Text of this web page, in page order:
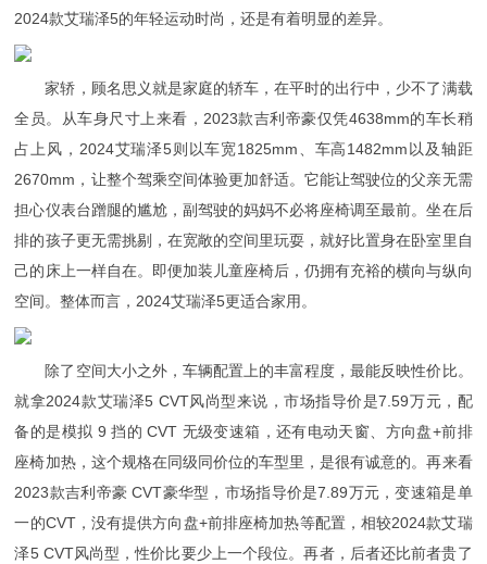
2024款艾瑞泽5的年轻运动时尚，还是有着明显的差异。
家轿，顾名思义就是家庭的轿车，在平时的出行中，少不了满载
全员。从车身尺寸上来看，2023款吉利帝豪仅凭4638mm的车长稍
占上风，2024艾瑞泽5则以车宽1825mm、车高1482mm以及轴距
2670mm，让整个驾乘空间体验更加舒适。它能让驾驶位的父亲无需
担心仪表台蹭腿的尴尬，副驾驶的妈妈不必将座椅调至最前。坐在后
排的孩子更无需挑剔，在宽敞的空间里玩耍，就好比置身在卧室里自
己的床上一样自在。即便加装儿童座椅后，仍拥有充裕的横向与纵向
空间。整体而言，2024艾瑞泽5更适合家用。
除了空间大小之外，车辆配置上的丰富程度，最能反映性价比。
就拿2024款艾瑞泽5 CVT风尚型来说，市场指导价是7.59万元，配
备的是模拟 9 挡的 CVT 无级变速箱，还有电动天窗、方向盘+前排
座椅加热，这个规格在同级同价位的车型里，是很有诚意的。再来看
2023款吉利帝豪 CVT豪华型，市场指导价是7.89万元，变速箱是单
一的CVT，没有提供方向盘+前排座椅加热等配置，相较2024款艾瑞
泽5 CVT风尚型，性价比要少上一个段位。再者，后者还比前者贵了